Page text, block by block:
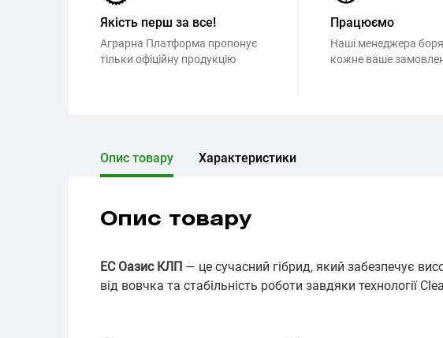
Якість перш за все!
Аграрна Платформа пропонує
тільки офіційну продукцію
Працюємо
Наші менеджера
кожне ваше
Опис товару Характеристики
Опис товару
ЕС Оазис КЛП — це сучасний гібрид, який забезпечує
від вовчка та стабільність роботи завдяки технології